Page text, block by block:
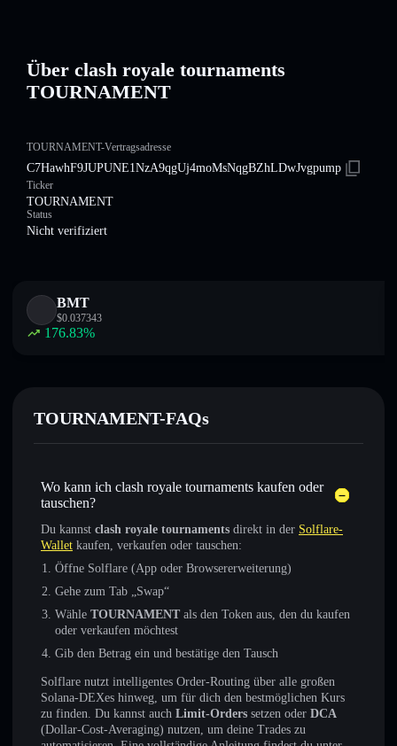
Über clash royale tournaments
TOURNAMENT
TOURNAMENT-Vertragsadresse
C7HawhF9JUPUNE1NzA9qgUj4moMsNqgBZhLDwJvgpump
Ticker
TOURNAMENT
Status
Nicht verifiziert
BMT
$0.037343
176.83%
TOURNAMENT-FAQs
Wo kann ich clash royale tournaments kaufen oder
tauschen?
Du kannst clash royale tournaments direkt in der Solflare-
Wallet kaufen, verkaufen oder tauschen:
Öffne Solflare (App oder Browsererweiterung)
Gehe zum Tab „Swap“
Wähle TOURNAMENT als den Token aus, den du kaufen
oder verkaufen möchtest
Gib den Betrag ein und bestätige den Tausch
Solflare nutzt intelligentes Order-Routing über alle großen
Solana-DEXes hinweg, um für dich den bestmöglichen Kurs
zu finden. Du kannst auch Limit-Orders setzen oder DCA
(Dollar-Cost-Averaging) nutzen, um deine Trades zu